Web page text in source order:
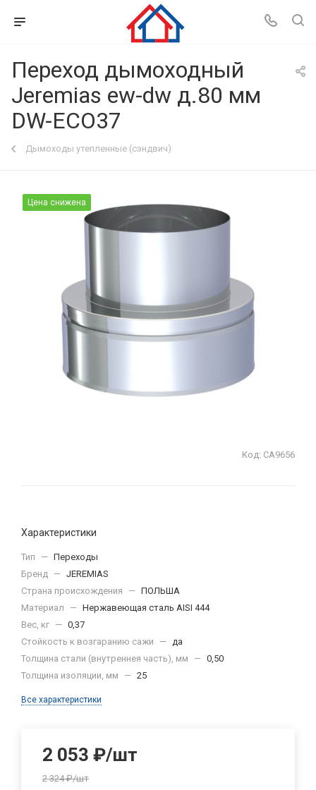
Переход дымоходный
Jeremias ew-dw д.80 мм
DW-ECO37
Дымоходы утепленные (сэндвич)
Цена снижена
Код: СА9656
Характеристики
Тип — Переходы
Бренд — JEREMIAS
Страна происхождения
— ПОЛЬША
Материал
— Нержавеющая сталь AISI 444
Вес, кг — 0,37
Стойкость к возгаранию сажи
— да
Толщина стали (внутреннея часть), мм
— 0,50
Толщина изоляции, мм
— 25
Все характеристики
2 053 ₽/шт
2 324₽/шт